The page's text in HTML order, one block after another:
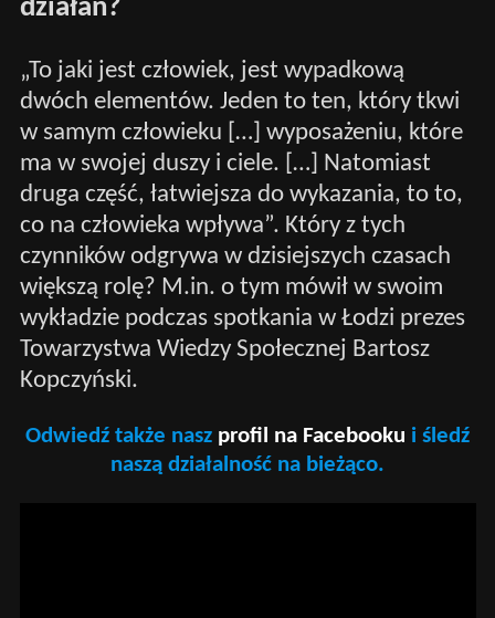
działań?
„To jaki jest człowiek, jest wypadkową
dwóch elementów. Jeden to ten, który tkwi
w samym człowieku […] wyposażeniu, które
ma w swojej duszy i ciele. […] Natomiast
druga część, łatwiejsza do wykazania, to to,
co na człowieka wpływa”. Który z tych
czynników odgrywa w dzisiejszych czasach
większą rolę? M.in. o tym mówił w swoim
wykładzie podczas spotkania w Łodzi prezes
Towarzystwa Wiedzy Społecznej Bartosz
Kopczyński.
Odwiedź także nasz profil na Facebooku i śledź
naszą działalność na bieżąco.